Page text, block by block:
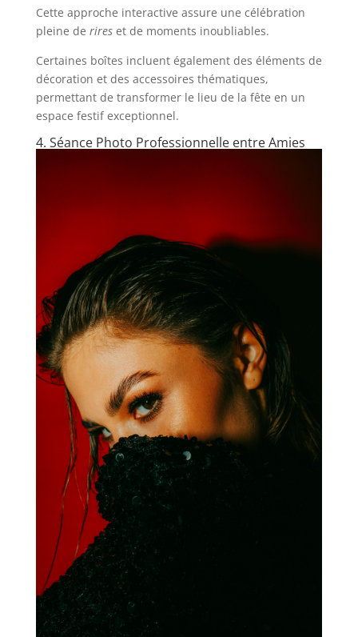
Cette approche interactive assure une célébration
pleine de rireset de moments inoubliables.
Certaines boîtes incluent également des éléments de
décoration et des accessoires thématiques,
permettant de transformer le lieu de la fête en un
espace festif exceptionnel.
4. Séance Photo Professionnelle entre Amies